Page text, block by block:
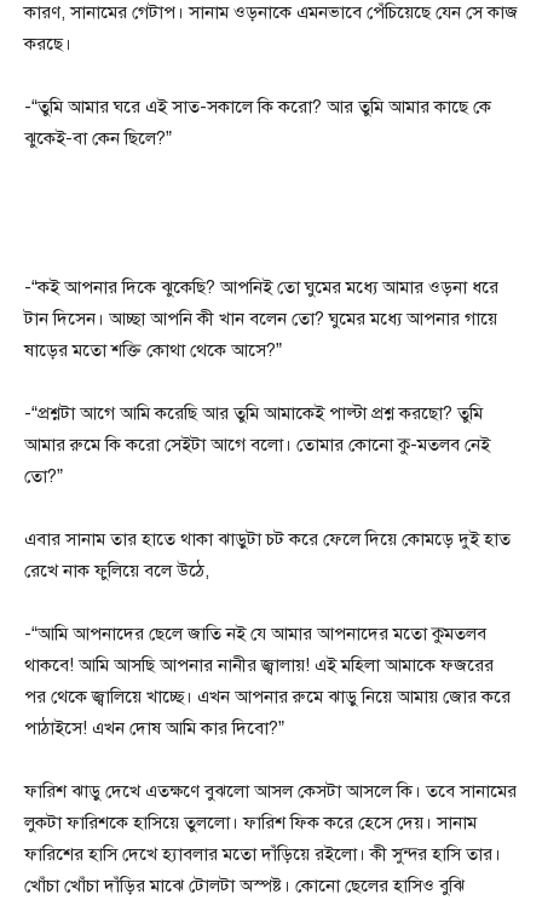
কারণ, সানামের গেটাপ। সানাম ওড়নাকে এমনভাবে পেঁচিয়েছে যেন সে কাজ
করছে।
-“তুমি আমার ঘরে এই সাত-সকালে কি করো? আর তুমি আমার কাছে কে
ঝুকেই-বা কেন ছিলে?”
-“কই আপনার দিকে ঝুকেছি? আপনিই তো ঘুমের মধ্যে আমার ওড়না ধরে
টান দিসেন। আচ্ছা আপনি কী খান বলেন তো? ঘুমের মধ্যে আপনার গায়ে
ষাড়ের মতো শক্তি কোথা থেকে আসে?”
-“প্রশ্নটা আগে আমি করেছি আর তুমি আমাকেই পাল্টা প্রশ্ন করছো? তুমি
আমার রুমে কি করো সেইটা আগে বলো। তোমার কোনো কু-মতলব নেই
তো?”
এবার সানাম তার হাতে থাকা ঝাড়ুটা চট করে ফেলে দিয়ে কোমড়ে দুই হাত
রেখে নাক ফুলিয়ে বলে উঠে,
-“আমি আপনাদের ছেলে জাতি নই যে আমার আপনাদের মতো কুমতলব
থাকবে! আমি আসছি আপনার নানীর জ্বালায়! এই মহিলা আমাকে ফজরের
পর থেকে জ্বালিয়ে খাচ্ছে। এখন আপনার রুমে ঝাড়ু নিয়ে আমায় জোর করে
পাঠাইসে! এখন দোষ আমি কার দিবো?”
ফারিশ ঝাড়ু দেখে এতক্ষণে বুঝলো আসল কেসটা আসলে কি। তবে সানামের
লুকটা ফারিশকে হাসিয়ে তুললো। ফারিশ ফিক করে হেসে দেয়। সানাম
ফারিশের হাসি দেখে হ্যাবলার মতো দাঁড়িয়ে রইলো। কী সুন্দর হাসি তার।
খোঁচা খোঁচা দাঁড়ির মাঝে টোলটা অস্পষ্ট। কোনো ছেলের হাসিও বুঝি